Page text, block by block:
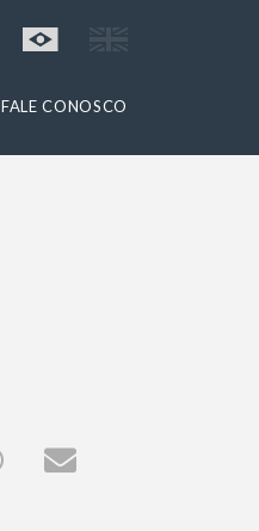
FALE CONOSCO